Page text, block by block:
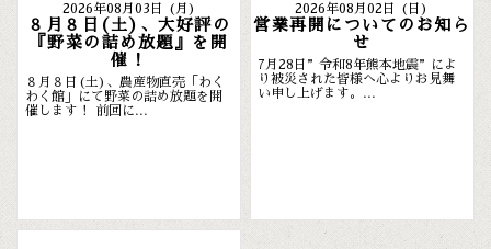
2026年08月03日 (月)
８月８日(土)、大好評の
『野菜の詰め放題』を開
催！
８月８日(土)、農産物直売「わく
わく館」にて野菜の詰め放題を開
催します！ 前回に...
2026年08月02日 (日)
営業再開についてのお知ら
せ
7月28日”令和8年熊本地震”によ
り被災された皆様へ心よりお見舞
い申し上げます。...